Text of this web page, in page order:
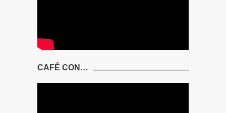
CAFÉ CON…